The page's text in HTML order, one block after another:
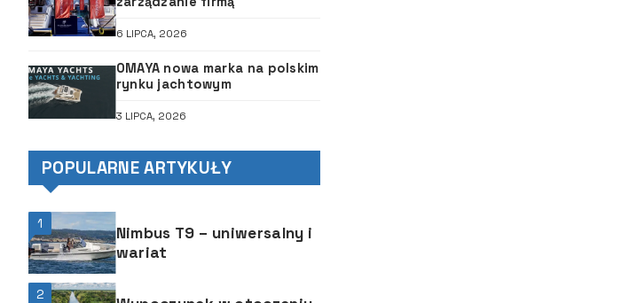
6 LIPCA, 2026
OMAYA nowa marka na polskim
rynku jachtowym
3 LIPCA, 2026
POPULARNE ARTYKUŁY
1
Nimbus T9 – uniwersalny i
wariat
2